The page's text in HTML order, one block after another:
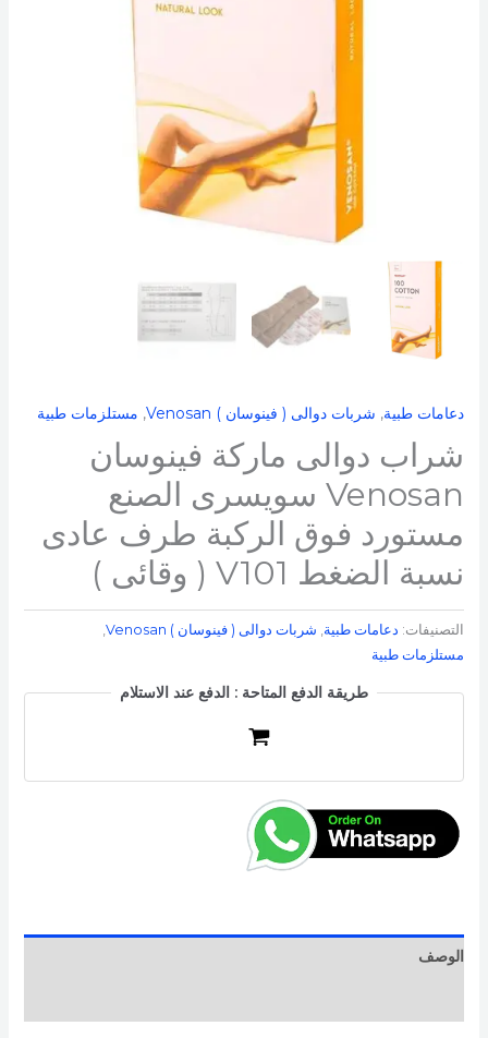
دعامات طبية, شربات دوالى ( فينوسان ) Venosan​ , مستلزمات طبية
شراب دوالى ماركة فينوسان
Venosan سويسرى الصنع
مستورد فوق الركبة طرف عادى
نسبة الضغط V101 ( وقائى )
التصنيفات: دعامات طبية, شربات دوالى ( فينوسان ) Venosan​
,
مستلزمات طبية
طريقة الدفع المتاحة : الدفع عند الاستلام
الوصف